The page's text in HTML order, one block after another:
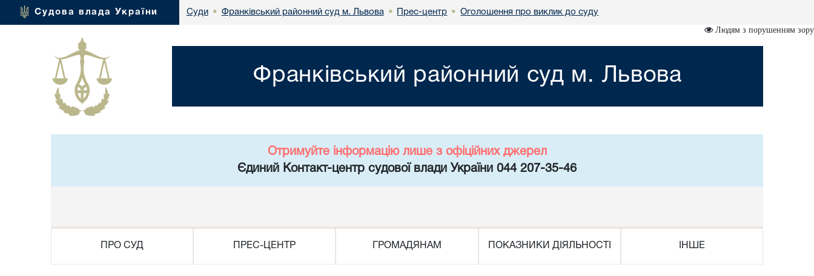
Судова влада України Суди • Франківський районний суд м. Львова • Прес-центр • Оголошення про виклик до суду
Людям з порушенням зору
Франківський районний суд м. Львова
Отримуйте інформацію лише з офіційних джерел
Єдиний Контакт-центр судової влади України 044 207-35-46
ПРО СУД ПРЕС-ЦЕНТР ГРОМАДЯНАМ ПОКАЗНИКИ ДІЯЛЬНОСТІ ІНШЕ